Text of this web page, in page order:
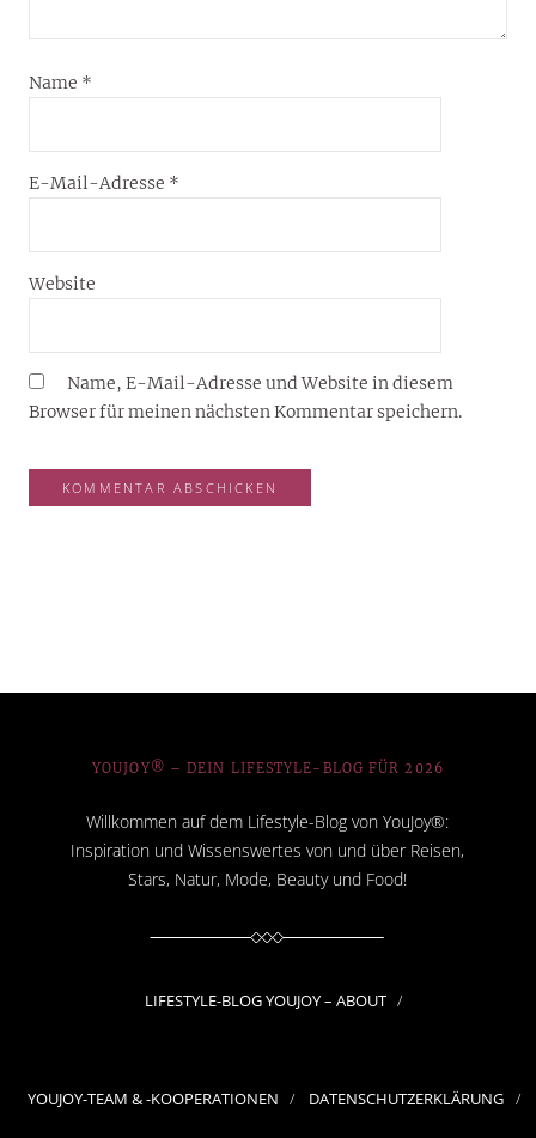
Name *
E-Mail-Adresse *
Website
Name, E-Mail-Adresse und Website in diesem
Browser für meinen nächsten Kommentar speichern.
YOUJOY® – DEIN LIFESTYLE-BLOG FÜR 2026
Willkommen auf dem Lifestyle-Blog von YouJoy®:
Inspiration und Wissenswertes von und über Reisen,
Stars, Natur, Mode, Beauty und Food!
LIFESTYLE-BLOG YOUJOY – ABOUT
YOUJOY-TEAM & -KOOPERATIONEN DATENSCHUTZERKLÄRUNG